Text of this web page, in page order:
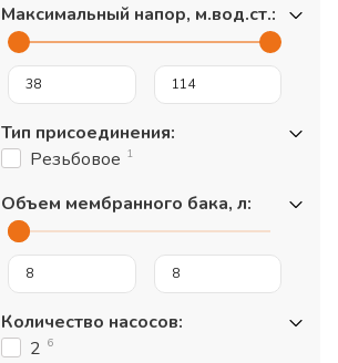
Максимальный напор, м.вод.ст.:
Тип присоединения:
Резьбовое 1
Объем мембранного бака, л:
Количество насосов:
2 6